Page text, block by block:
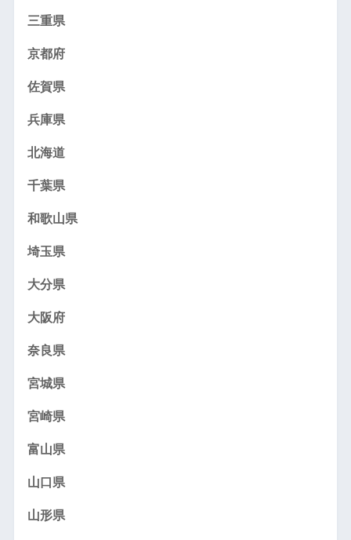
三重県
京都府
佐賀県
兵庫県
北海道
千葉県
和歌山県
埼玉県
大分県
大阪府
奈良県
宮城県
宮崎県
富山県
山口県
山形県